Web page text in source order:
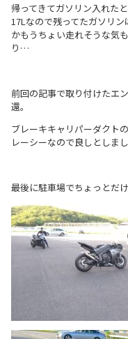
帰ってきてガソリン入れた
17Lなので残ってたガソリ
かもうちょい走れそうな気
り…
前回の記事で取り付けたエ
還。
ブレーキキャリパーダクト
レーシーなので良しとしまし
最後に駐車場でちょっとだ